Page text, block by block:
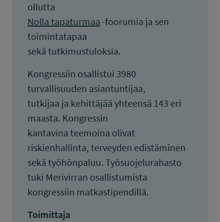
ollutta
Nolla tapaturmaa -foorumia ja sen
toimintatapaa
sekä tutkimustuloksia.
Kongressiin osallistui 3980
turvallisuuden asiantuntijaa,
tutkijaa ja kehittäjää yhteensä 143 eri
maasta. Kongressin
kantavina teemoina olivat
riskienhallinta, terveyden edistäminen
sekä työhönpaluu. Työsuojelurahasto
tuki Merivirran osallistumista
kongressiin matkastipendillä.
Toimittaja